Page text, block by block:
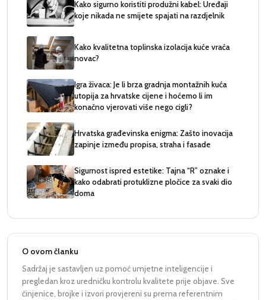
Kako sigurno koristiti produžni kabel: Uređaji
koje nikada ne smijete spajati na razdjelnik
Kako kvalitetna toplinska izolacija kuće vraća
novac?
Igra živaca: Je li brza gradnja montažnih kuća
utopija za hrvatske cijene i hoćemo li im
konačno vjerovati više nego cigli?
Hrvatska građevinska enigma: Zašto inovacija
zapinje između propisa, straha i fasade
Sigurnost ispred estetike: Tajna “R” oznake i
kako odabrati protuklizne pločice za svaki dio
doma
O ovom članku
Sadržaj je sastavljen uz pomoć umjetne inteligencije i
pregledan kroz uredničku kontrolu kvalitete prije objave. Sve
činjenice, brojke i izvori provjereni su prema referentnim